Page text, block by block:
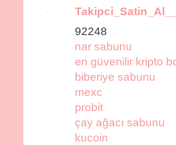
92248
nar sabunu
en güvenilir kripto
biberiye sabunu
mexc
probit
çay ağacı sabunu
kucoin